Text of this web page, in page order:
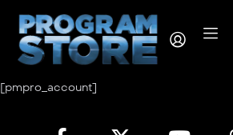
[pmpro_account]